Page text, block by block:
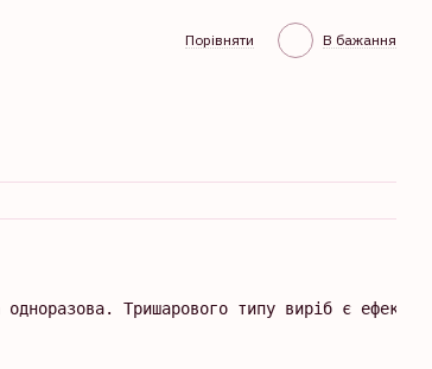
Порівняти В бажання
одноразова. Тришарового типу виріб є